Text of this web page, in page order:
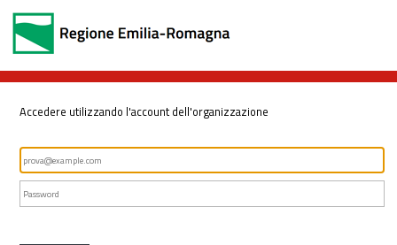
Accedere utilizzando l'account dell'organizzazione